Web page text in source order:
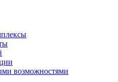
возможностями